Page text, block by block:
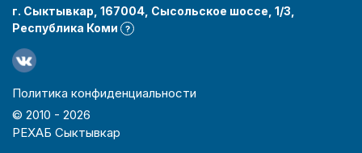
г. Сыктывкар, 167004, Сысольское шоссе, 1/3,
Республика Коми
?
Политика конфиденциальности
© 2010 - 2026
РЕХАБ Сыктывкар